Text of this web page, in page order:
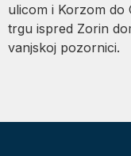
ulicom i Korzom do
trgu ispred Zorin
vanjskoj pozornici.